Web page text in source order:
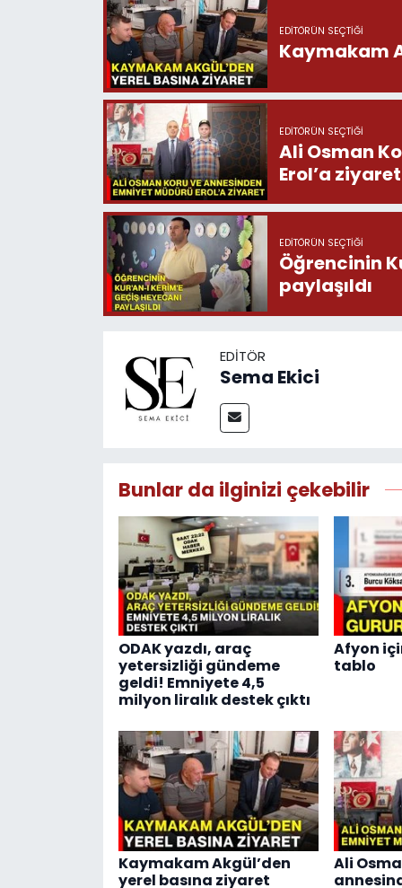
EDITÖRÜN SEÇTIĞI
Kaymakam
EDITÖRÜN SEÇTIĞI
Ali Osman
Erol’a ziyaret
EDITÖRÜN SEÇTIĞI
Öğrencinin
paylaşıldı
EDITÖR
Sema Ekici
Bunlar da ilginizi çekebilir
ODAK yazdı, araç
yetersizliği gündeme
geldi! Emniyete 4,5
milyon liralık destek çıktı
Afyon
tablo
Kaymakam Akgül’den
yerel basına ziyaret
Ali